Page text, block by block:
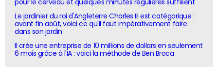
pour le cerveau et quelques minutes régulières suffisent
Le jardinier du roi d'Angleterre Charles III est catégorique :
avant fin août, voici ce qu'il faut impérativement faire
dans son jardin
Il crée une entreprise de 10 millions de dollars en seulement
6 mois grâce à l'IA : voici la méthode de Ben Broca